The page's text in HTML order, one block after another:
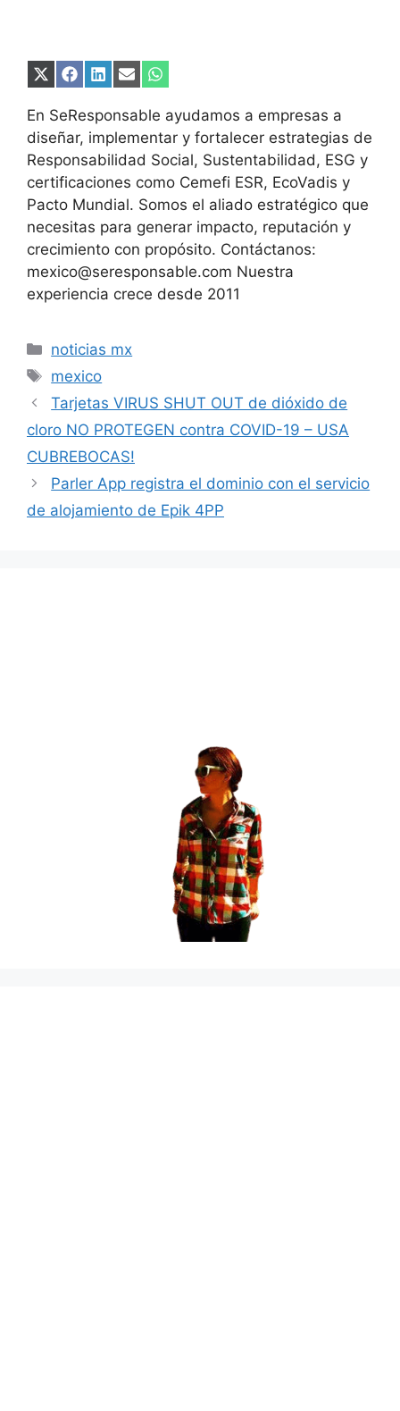
Compartir
X
(Twitter)
Compartir
Facebook
Compartir
LinkedIn
Compartir
Email
Compartir
WhatsApp
En SeResponsable ayudamos a empresas a
diseñar, implementar y fortalecer estrategias de
Responsabilidad Social, Sustentabilidad, ESG y
certificaciones como Cemefi ESR, EcoVadis y
Pacto Mundial. Somos el aliado estratégico que
necesitas para generar impacto, reputación y
crecimiento con propósito. Contáctanos:
mexico@seresponsable.com Nuestra
experiencia crece desde 2011
Categorías
noticias mx
Etiquetas
mexico
Tarjetas VIRUS SHUT OUT de dióxido de
cloro NO PROTEGEN contra COVID-19 – USA
CUBREBOCAS!
Parler App registra el dominio con el servicio
de alojamiento de Epik 4PP